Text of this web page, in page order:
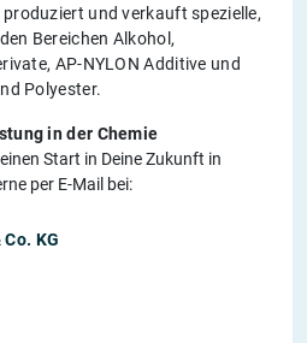
und verkauft spezielle,
Bereichen Alkohol,
AP-NYLON Additive und
Polyester.
in der Chemie
Start in Deine Zukunft in
per E-Mail bei:
KG